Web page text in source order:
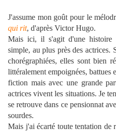
J'assume mon goût pour le
qui rit, d'après Victor Hugo.
Mais ici, il s'agit d'une histoire
simple, au plus près des actrices.
chorégraphiées, elles sont bien
littéralement empoignées, battues
fiction mais avec une grande
actrices vivent les situations. Je
se retrouve dans ce pensionnat
sourdes.
Mais j'ai écarté toute tentation de